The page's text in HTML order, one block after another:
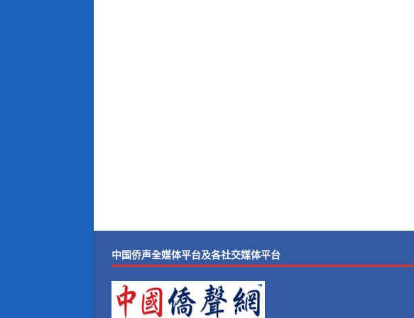
中国侨声全媒体平台及各社交媒体平台